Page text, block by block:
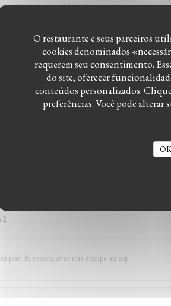
O restaurante e seus parceiros
cookies denominados
requerem seu consentimento.
do site, oferecer
conteúdos personalizados.
preferências. Você pode
Merci à tous et à bientôt.
2
port de soccoa avec une équipe au top.